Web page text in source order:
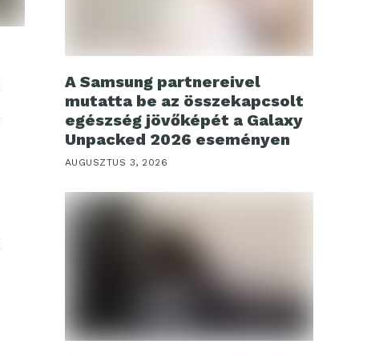
A Samsung partnereivel
mutatta be az összekapcsolt
egészség jövőképét a Galaxy
Unpacked 2026 eseményen
AUGUSZTUS 3, 2026